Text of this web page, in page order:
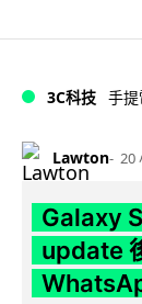
3C科技 手
Lawton 20
Galaxy
update